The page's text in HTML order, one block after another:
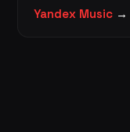
Yandex Music →